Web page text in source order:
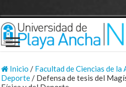
Inicio / Facultad de Ciencias de
Deporte/ Defensa de tesis del